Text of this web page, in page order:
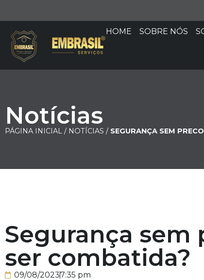
HOME SOBRE NÓS
Notícias
PÁGINA INICIAL / NOTÍCIAS / SEGURANÇA SEM
Segurança sem
ser combatida?
09/08/20237:35 pm